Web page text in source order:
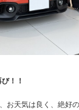
！！
お天気は良く、絶好